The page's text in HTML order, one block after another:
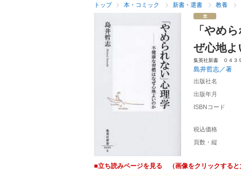
トップ 本・コミック 新書・選書 教養
「やめ
ぜ心地
集英社新書 ０４３
島井哲志／著
出版社名
出版年月
ISBNコード
税込価格
頁数・縦
■立ち読みページを見る （画像をクリックすると